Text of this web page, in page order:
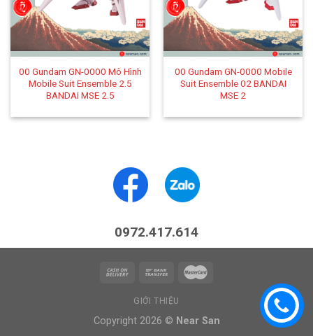
00 Gundam GN-0000 Mô Hình
Mobile Suit Ensemble 2.5
BANDAI MSE 2.5
00 Gundam GN-0000 Mobile
Suit Ensemble 02 BANDAI
MSE 2
0972.417.614
GIỚI THIỆU
Copyright 2026 © Near San